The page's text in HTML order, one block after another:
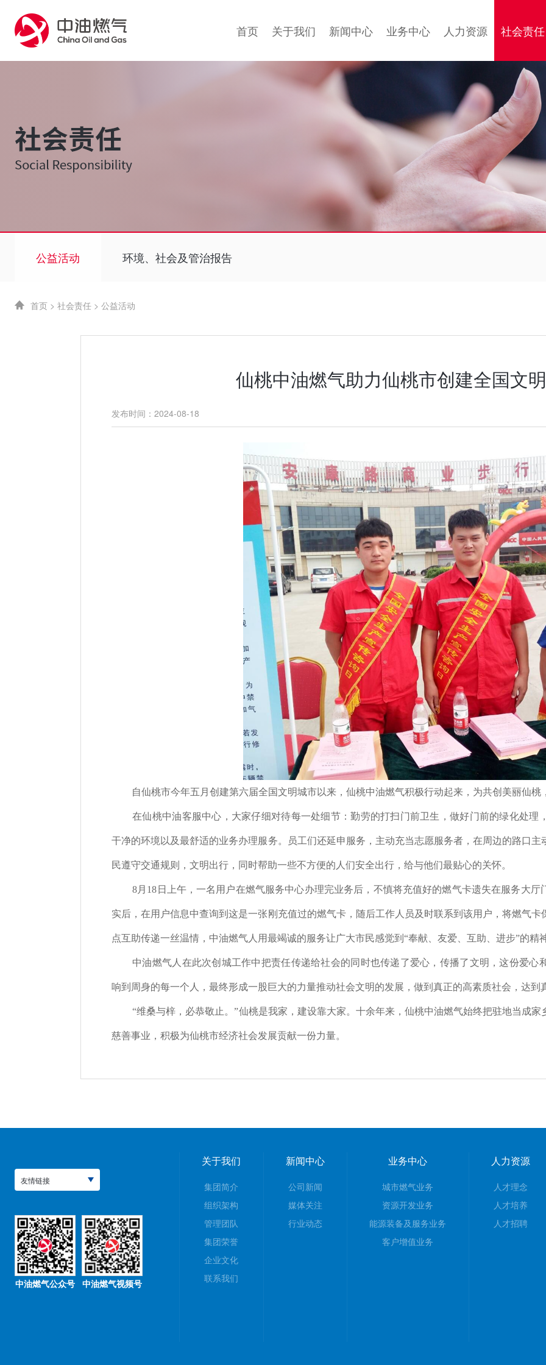
首页 关于我们 新闻中心 业务中心 人力资源 社会责任
公益活动 环境、社会及管治报告
首页 > 社会责任 > 公益活动
仙桃中油燃气助力仙桃市创建全国文
发布时间：2024-08-18
自仙桃市今年五月创建第六届全国文明城市以来，仙桃中油燃气积极行动起来，为共创美丽仙
在仙桃中油客服中心，大家仔细对待每一处细节：勤劳的打扫门前卫生，做好门前的绿化处理
干净的环境以及最舒适的业务办理服务。员工们还延申服务，主动充当志愿服务者，在周边的路口
民遵守交通规则，文明出行，同时帮助一些不方便的人们安全出行，给与他们最贴心的关怀。
8月18 日上午，一名用户在燃气服务中心办理完业务后，不慎将充值好的燃气卡遗失在服务大
实后，在用户信息中查询到这是一张刚充值过的燃气卡，随后工作人员及时联系到该用户，将燃气
点互助传递一丝温情，中油燃气人用最竭诚的服务让广大市民感觉到“奉献、友爱、互助、进步”的精
中油燃气人在此次创城工作中把责任传递给社会的同时也传递了爱心，传播了文明，这份爱心
响到周身的每一个人，最终形成一股巨大的力量推动社会文明的发展，做到真正的高素质社会，达到
“维桑与梓，必恭敬止。”仙桃是我家，建设靠大家。十余年来，仙桃中油燃气始终把驻地当成
慈善事业，积极为仙桃市经济社会发展贡献一份力量。
友情链接
中油燃气公众号 中油燃气视频号
关于我们
集团简介
组织架构
管理团队
集团荣誉
企业文化
联系我们
新闻中心
公司新闻
媒体关注
行业动态
业务中心
城市燃气业务
资源开发业务
能源装备及服务业务
客户增值业务
人力资源
人才理念
人才培养
人才招聘